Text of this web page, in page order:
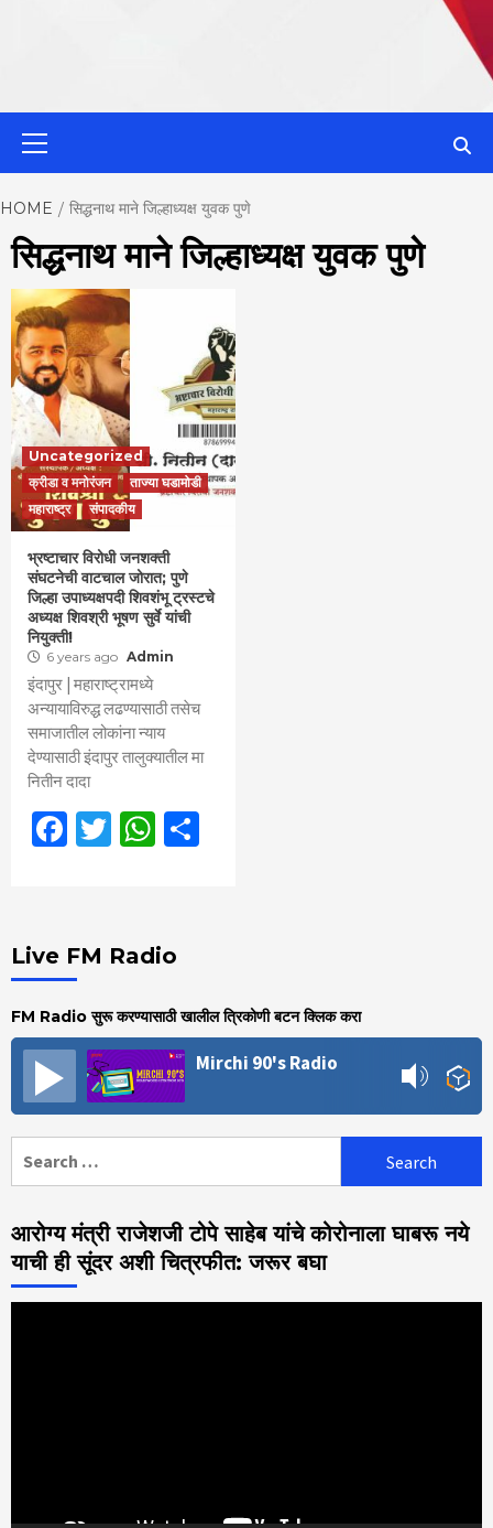
Best News
Website in
HOME सिद्धनाथ माने जिल्हाध्यक्ष युवक पुणे
सिद्धनाथ माने जिल्हाध्यक्ष युवक पुणे
Uncategorized
क्रीडा व मनोरंजन
ताज्या घडामोडी
महाराष्ट्र
संपादकीय
भ्रष्टाचार विरोधी जनशक्ती
संघटनेची वाटचाल जोरात; पुणे
जिल्हा उपाध्यक्षपदी शिवशंभू ट्रस्टचे
अध्यक्ष शिवश्री भूषण सुर्वे यांची
नियुक्ती!
6 years ago Admin
इंदापुर | महाराष्ट्रामध्ये
अन्यायाविरुद्ध लढण्यासाठी तसेच
समाजातील लोकांना न्याय
देण्यासाठी इंदापुर तालुक्यातील मा
नितीन दादा
Facebook
TwitterWhatsApp
Live FM Radio
FM Radio सुरू करण्यासाठी खालील त्रिकोणी बटन क्लिक करा
Mirchi 90's Radio
आरोग्य मंत्री राजेशजी टोपे साहेब यांचे कोरोनाला घाबरू नये
याची ही सूंदर अशी चित्रफीत: जरूर बघा